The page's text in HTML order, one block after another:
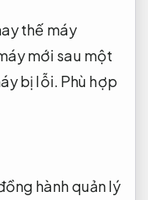
thế máy
mới sau một
bị lỗi. Phù hợp
hành quản lý